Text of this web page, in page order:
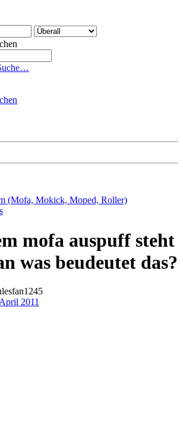
(Mofa, Mokick, Moped, Roller)
mofa auspuff steht
was beudeutet das?
2011